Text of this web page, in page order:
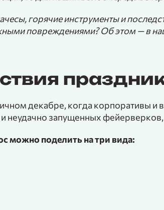
горячие инструменты и
повреждениями? Об этом — в
декабре, когда корпоративы и
и неудачно запущенных
можно поделить на три вида: